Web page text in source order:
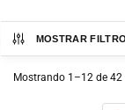
MOSTRAR
Mostrando 1–12 de